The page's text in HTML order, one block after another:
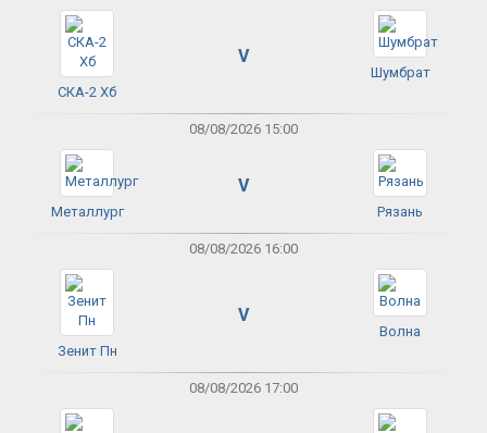
СКА-2 Хб
V
Шумбрат
08/08/2026 15:00
Металлург
V
Рязань
08/08/2026 16:00
Зенит Пн
V
Волна
08/08/2026 17:00